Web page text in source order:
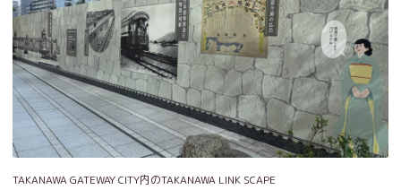
TAKANAWA GATEWAY CITY内のTAKANAWA LINK SCAPE